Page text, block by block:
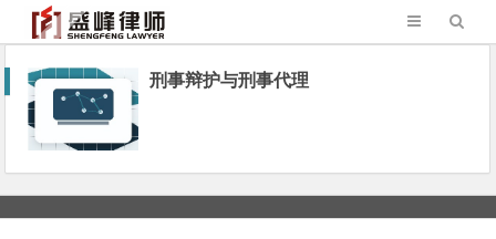
刑事辩护与刑事代理